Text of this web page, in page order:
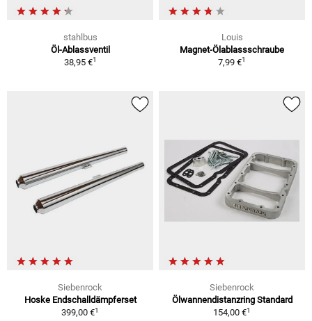
stahlbus
Öl-Ablassventil
38,95 €1
Louis
Magnet-Ölablassschraube
7,99 €1
Siebenrock
Hoske Endschalldämpferset
399,00 €1
Siebenrock
Ölwannendistanzring Standard
154,00 €1